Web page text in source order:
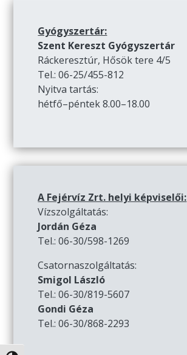
Gyógyszertár:
Szent Kereszt Gyógyszertár
Ráckeresztúr, Hősök tere 4/5
Tel.: 06-25/455-812
Nyitva tartás:
hétfő–péntek 8.00–18.00
A Fejérvíz Zrt. helyi képviselői:
Vízszolgáltatás:
Jordán Géza
Tel.: 06-30/598-1269
Csatornaszolgáltatás:
Smigol László
Tel.: 06-30/819-5607
Gondi Géza
Tel.: 06-30/868-2293